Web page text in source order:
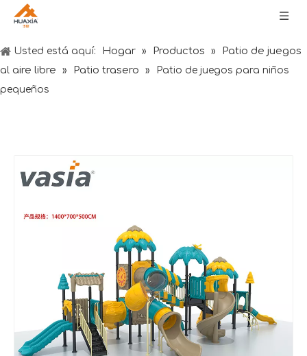
Usted está aquí: Hogar » Productos »
Patio de juegos
al aire libre
» Patio trasero »
Patio de juegos para niños
pequeños